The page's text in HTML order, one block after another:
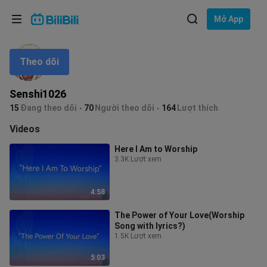
Mở App
Senshi1026
15 Đang theo dõi 70 Người theo dõi 164 Lượt thích
Theo dõi
Videos
4:58
Here I Am to Worship
3.3K Lượt xem
5:03
The Power of Your Love(Worship
Song with lyrics?)
1.5K Lượt xem
Ngôn ngữ: Tiếng Việt
Lựa chọn ngôn ngữ
English
ภาษาไทย
Tiếng Việt
Bahasa Melayu